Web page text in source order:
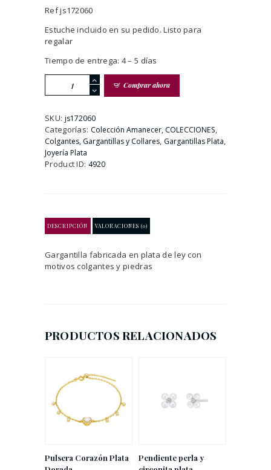
Ref js172060
Estuche incluido en su pedido. Listo para
regalar
Tiempo de entrega: 4 – 5 días
Motivos
Colgantes
y
Piedras
Multicolor
Comprar ahora
SKU: js172060
Categorías: Colección Amanecer, COLECCIONES,
Colgantes, Gargantillas y Collares, Gargantillas Plata,
Joyería Plata
Product ID: 4920
DESCRIPCIÓN VALORACIONES (0)
Gargantilla fabricada en plata de ley con
motivos colgantes y piedras
PRODUCTOS RELACIONADOS
Pulsera Corazón Plata
Pendiente perla y